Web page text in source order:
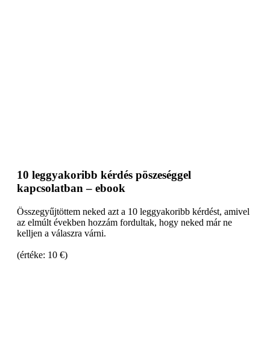
10 leggyakoribb kérdés pöszeséggel
kapcsolatban – ebook
Összegyűjtöttem neked azt a 10 leggyakoribb kérdést, amivel
az elmúlt években hozzám fordultak, hogy neked már ne
kelljen a válaszra várni.
(értéke: 10 €)